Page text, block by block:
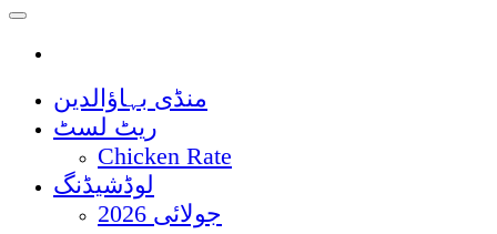
منڈی بہاؤالدین
ریٹ لسٹ
Chicken Rate
لوڈشیڈنگ
جولائی 2026